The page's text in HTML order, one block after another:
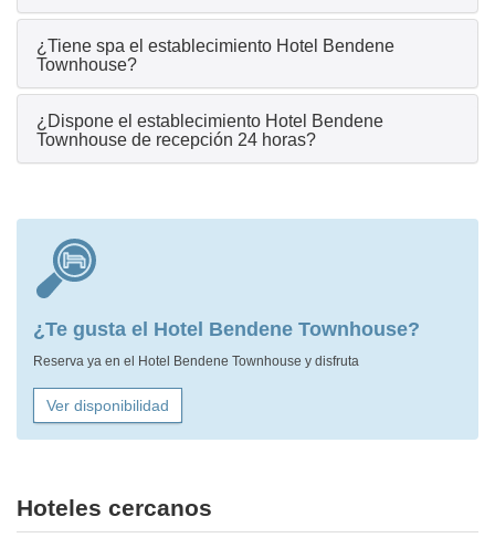
¿Tiene spa el establecimiento Hotel Bendene
Townhouse?
¿Dispone el establecimiento Hotel Bendene
Townhouse de recepción 24 horas?
¿Te gusta el Hotel Bendene Townhouse?
Reserva ya en el Hotel Bendene Townhouse y disfruta
Ver disponibilidad
Hoteles cercanos